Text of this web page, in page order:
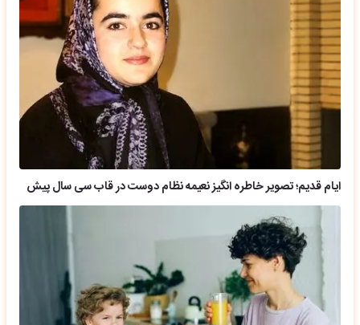
ایام قدیم؛ تصویر خاطره انگیز نعیمه نظام دوست در قاب سی سال پیش